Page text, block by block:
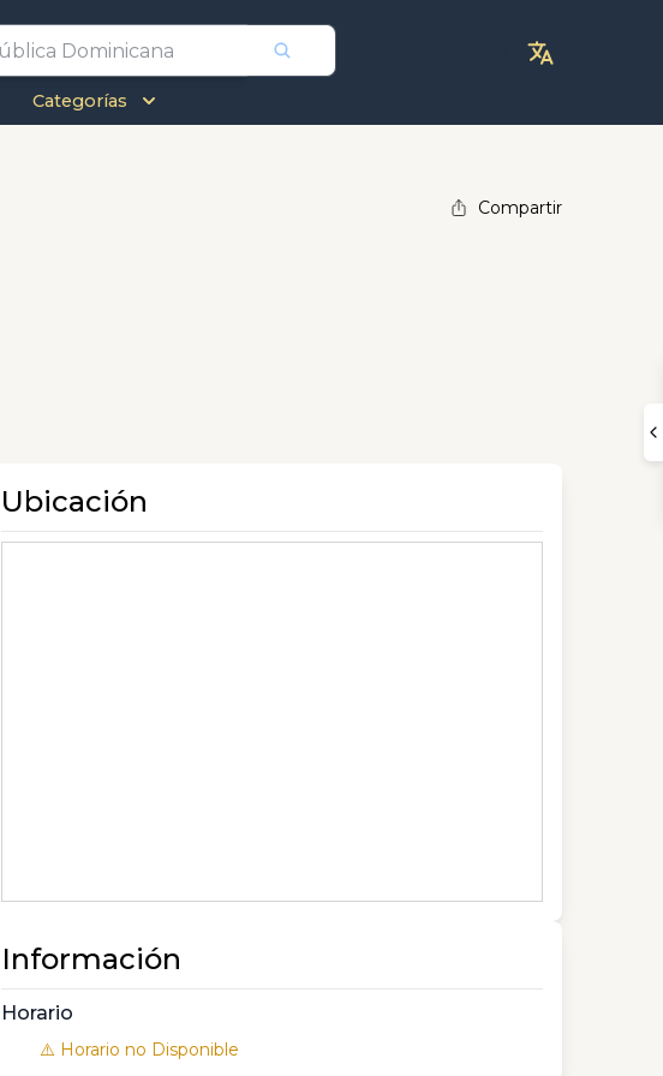
Categorías
Compartir
Ubicación
Información
Horario
⚠️ Horario no Disponible